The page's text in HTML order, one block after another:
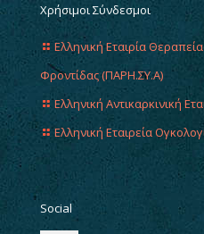
Χρήσιμοι Σύνδεσμοι
Ελληνική Εταιρία
Φροντίδας (ΠΑΡΗ.ΣΥ.Α)
Ελληνική Αντικαρκινική
Ελληνική Εταιρεία
Social